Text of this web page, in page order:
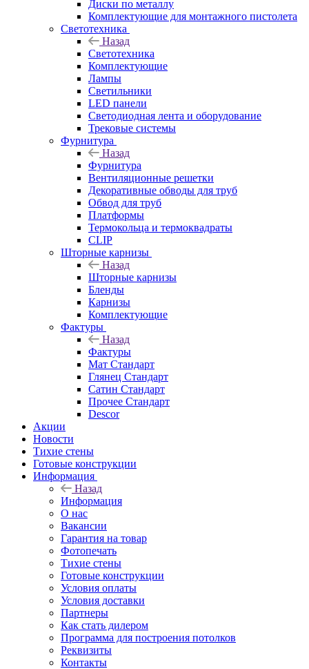
Диски по металлу
Комплектующие для монтажного пистолета
Светотехника
Назад
Светотехника
Комплектующие
Лампы
Светильники
LED панели
Светодиодная лента и оборудование
Трековые системы
Фурнитура
Назад
Фурнитура
Вентиляционные решетки
Декоративные обводы для труб
Обвод для труб
Платформы
Термокольца и термоквадраты
CLIP
Шторные карнизы
Назад
Шторные карнизы
Бленды
Карнизы
Комплектующие
Фактуры
Назад
Фактуры
Мат Стандарт
Глянец Стандарт
Сатин Стандарт
Прочее Стандарт
Descor
Акции
Новости
Тихие стены
Готовые конструкции
Информация
Назад
Информация
О нас
Вакансии
Гарантия на товар
Фотопечать
Тихие стены
Готовые конструкции
Условия оплаты
Условия доставки
Партнеры
Как стать дилером
Программа для построения потолков
Реквизиты
Контакты